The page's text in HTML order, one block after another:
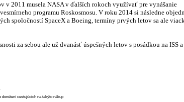
v 2011 musela NASA v ďalších rokoch využívať pre vynášanie
programu Roskosmosu. V roku 2014 si následne
spoločností SpaceX a Boeing, termíny prvých letov sa ale
za sebou ale už dvanásť úspešných letov s posádkou na ISS
cestujúcich na takýto nákup